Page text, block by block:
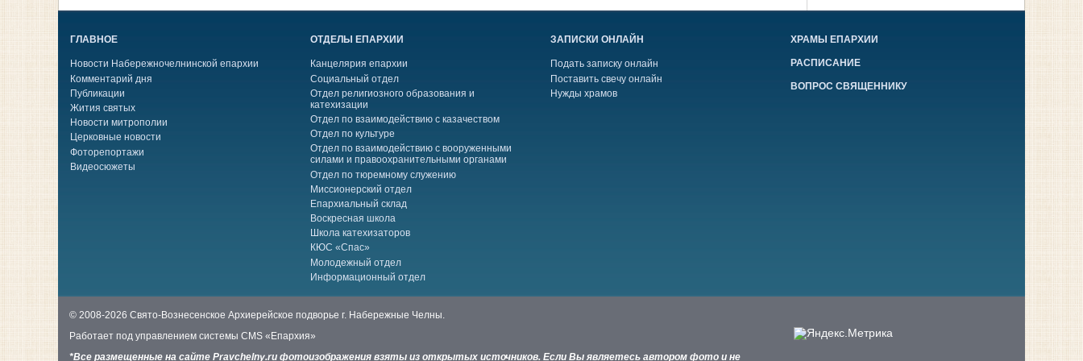
ГЛАВНОЕ
Новости Набережночелнинской епархии
Комментарий дня
Публикации
Жития святых
Новости митрополии
Церковные новости
Фоторепортажи
Видеосюжеты
ОТДЕЛЫ ЕПАРХИИ
Канцелярия епархии
Социальный отдел
Отдел религиозного образования и
катехизации
Отдел по взаимодействию с казачеством
Отдел по культуре
Отдел по взаимодействию с вооруженными
силами и правоохранительными органами
Отдел по тюремному служению
Миссионерский отдел
Епархиальный склад
Воскресная школа
Школа катехизаторов
КЮС «Спас»
Молодежный отдел
Информационный отдел
ЗАПИСКИ ОНЛАЙН
Подать записку онлайн
Поставить свечу онлайн
Нужды храмов
ХРАМЫ ЕПАРХИИ
РАСПИСАНИЕ
ВОПРОС СВЯЩЕННИКУ
© 2008-2026 Свято-Вознесенское Архиерейское подворье г. Набережные Челны.
Работает под управлением системы CMS «Епархия»
*Все размещенные на сайте Pravchelny.ru фотоизображения взяты из открытых источников. Если Вы являетесь автором фото и не